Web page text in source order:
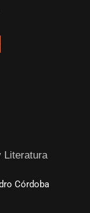
Literatura
Córdoba